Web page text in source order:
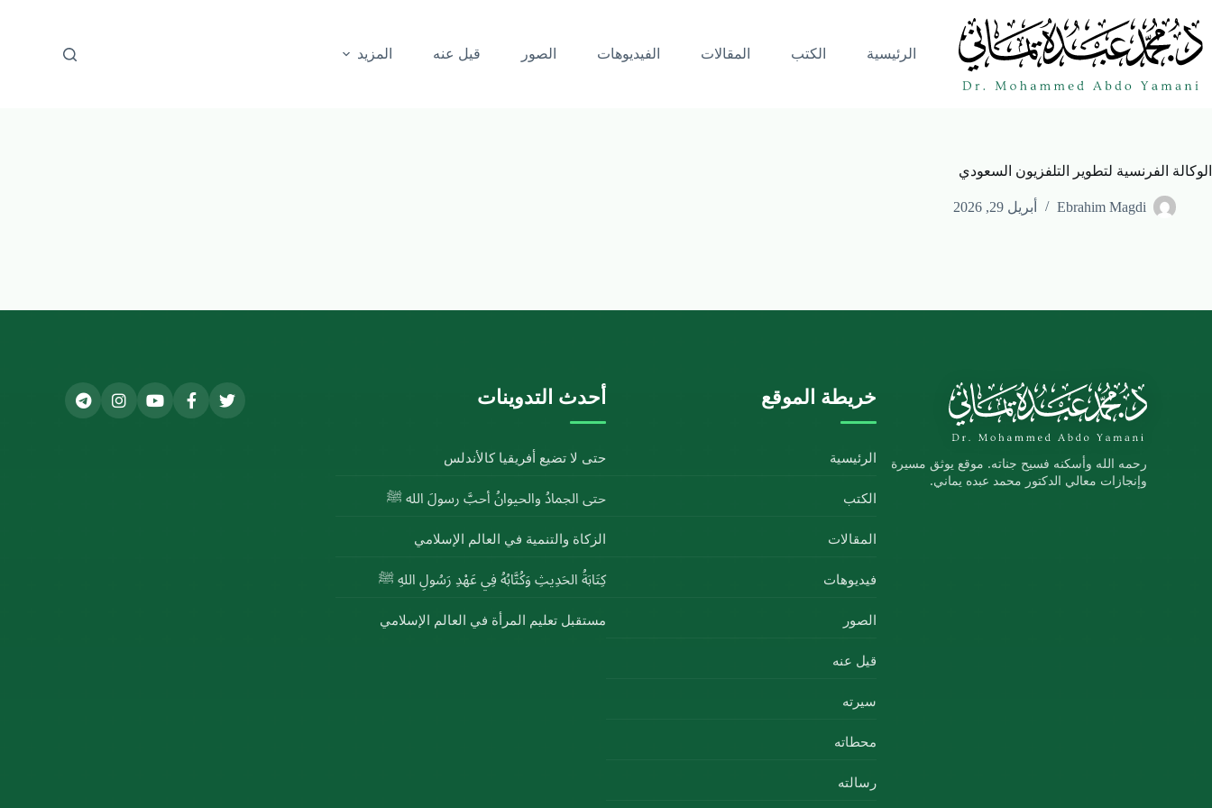
الرئيسية الكتب المقالات الفيديوهات الصور قيل عنه المزيد
الوكالة الفرنسية لتطوير التلفزيون السعودي
Ebrahim Magdi أبريل 29, 2026
رحمه الله وأسكنه فسيح جناته. موقع يوثق مسيرة
وإنجازات معالي الدكتور محمد عبده يماني.
خريطة الموقع
الرئيسية
الكتب
المقالات
فيديوهات
الصور
قيل عنه
سيرته
محطاته
رسالته
أحدث التدوينات
حتى لا تضيع أفريقيا كالأندلس
حتى الجمادُ والحيوانُ أحبَّ رسولَ الله ﷺ
الزكاة والتنمية في العالم الإسلامي
كِتَابَةُ الحَدِيثِ وَكُتَّابُهُ فِي عَهْدِ رَسُولِ اللهِ ﷺ
مستقبل تعليم المرأة في العالم الإسلامي